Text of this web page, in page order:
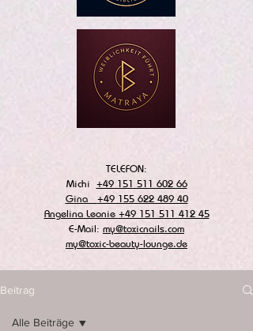
TELEFON:
Michi +49 151 511 602 66
Gina +49 155 622 489 40
Angelina Leonie +49 151 511 412 45
E-Mail: my@toxicnails.com
my@toxic-beauty-lounge.de
Beitrag
Alle Beiträge